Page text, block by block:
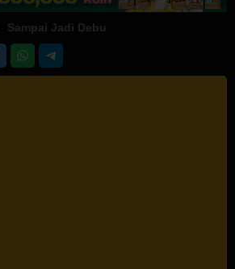
Sampai Jadi Debu